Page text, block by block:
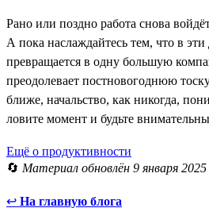
Рано или поздно работа снова
А пока наслаждайтесь тем, что в
превращается в одну большую
преодолевает постновогоднюю
ближе, начальство, как никогда,
ловите момент и будьте
Ещё о продуктивности
🔄 Материал обновлён 9 января 2025
↩ На главную блога